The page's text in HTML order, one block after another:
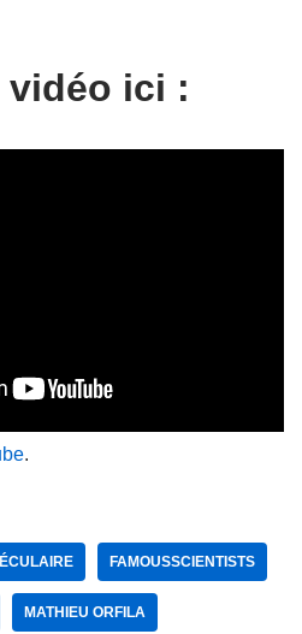
vidéo ici :
.
FAMOUSSCIENTISTS
MATHIEU ORFILA